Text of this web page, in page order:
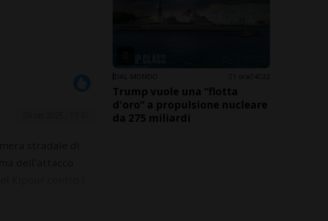
DAL MONDO 1 ora 4 22
Trump vuole una “flotta
d'oro” a propulsione nucleare
da 275 miliardi